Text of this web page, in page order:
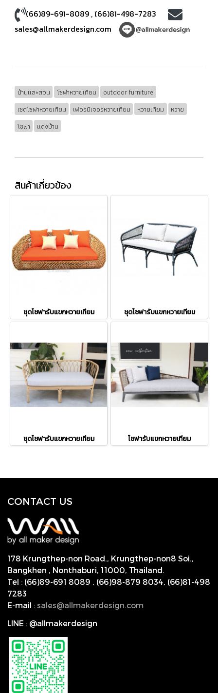
(66)89-691-8089, (66)81-498-7283
sales@allmakerdesign.com
บ้านและสวน โซฟาหวายเทียม
outdoor furniture
เซตโซฟาหวายเทียม
เฟอร์นิเจอร์หวายเทียม หวายเทียม
หวาย
โซฟา
แต่งบ้าน
สินค้าเกี่ยวข้อง
ชุดโซฟารับแขกหวายเทียม ชุดโซฟารับแขกหวายเทียม
ชุดโซฟารับแขกหวายเทียม โซฟารับแขกหวายเทียม
CONTACT US
178 Krungthep-non Road., Krungthep-non8 Soi.,
Bangkhen , Nonthaburi, 11000, Thailand.
Tel : (66)89-691 8089 , (66)98-879 8034, (66)81-498
7283
E-mail : sales@allmakerdesign.com
LINE : @allmakerdesign